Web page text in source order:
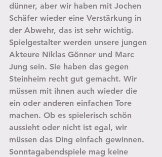
dünner, aber wir haben mit Jochen
Schäfer wieder eine Verstärkung in
der Abwehr, das ist sehr wichtig.
Spielgestalter werden unsere jungen
Akteure Niklas Gönner und Marc
Jung sein. Sie haben das gegen
Steinheim recht gut gemacht. Wir
müssen mit ihnen auch wieder die
ein oder anderen einfachen Tore
machen. Ob es spielerisch schön
aussieht oder nicht ist egal, wir
müssen das Ding einfach gewinnen.
Sonntagabendspiele mag keine